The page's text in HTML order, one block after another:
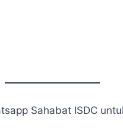
Sahabat ISDC